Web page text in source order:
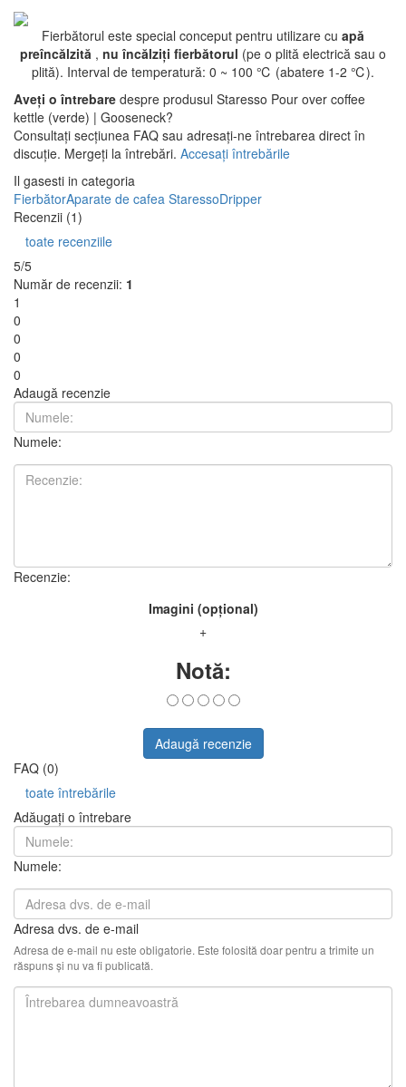
Fierbătorul este special conceput pentru utilizare cu apă
preîncălzită , nu încălziți fierbătorul (pe o plită electrică sau o
plită). Interval de temperatură: 0 ~ 100 ℃ (abatere 1-2 ℃).
Aveți o întrebare despre produsul Staresso Pour over coffee
kettle (verde) | Gooseneck?
Consultați secțiunea FAQ sau adresați-ne întrebarea direct în
discuție. Mergeți la întrebări. Accesați întrebările
Il gasesti in categoria
FierbătorAparate de cafea StaressoDripper
Recenzii (1)
toate recenziile
5/5
Număr de recenzii: 1
1
0
0
0
0
Adaugă recenzie
Numele:
Recenzie:
Imagini (opțional)
+
Notă:
Adaugă recenzie
FAQ (0)
toate întrebările
Adăugați o întrebare
Numele:
Adresa dvs. de e-mail
Adresa de e-mail nu este obligatorie. Este folosită doar pentru a trimite un
răspuns și nu va fi publicată.